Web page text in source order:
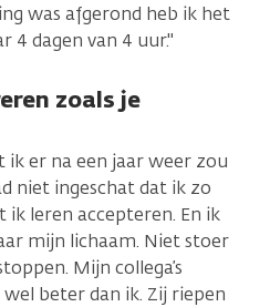
was afgerond heb ik het
4 dagen van 4 uur."
zoals je
er na een jaar weer zou
niet ingeschat dat ik zo
leren accepteren. En ik
mijn lichaam. Niet stoer
Mijn collega’s
beter dan ik. Zij riepen